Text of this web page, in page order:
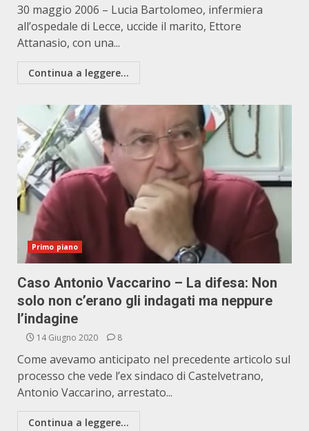
30 maggio 2006 – Lucia Bartolomeo, infermiera
all’ospedale di Lecce, uccide il marito, Ettore
Attanasio, con una...
Continua a leggere...
Primo piano
Caso Antonio Vaccarino – La difesa: Non
solo non c’erano gli indagati ma neppure
l’indagine
14 Giugno 2020 8
Come avevamo anticipato nel precedente articolo sul
processo che vede l’ex sindaco di Castelvetrano,
Antonio Vaccarino, arrestato...
Continua a leggere...